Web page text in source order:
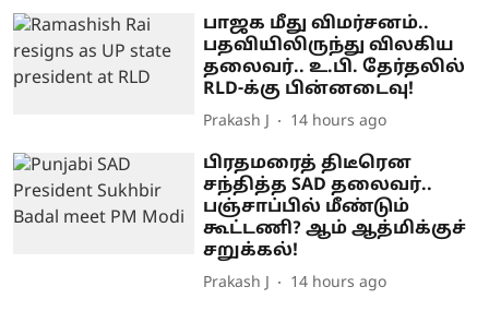
பாஜக மீது விமர்சனம்..
பதவியிலிருந்து விலகிய
தலைவர்.. உ.பி. தேர்தலில்
RLD-க்கு பின்னடைவு!
Prakash J 14 hours ago
பிரதமரைத் திடீரென
சந்தித்த SAD தலைவர்..
பஞ்சாப்பில் மீண்டும்
கூட்டணி? ஆம் ஆத்மிக்குச்
சறுக்கல்!
Prakash J 14 hours ago